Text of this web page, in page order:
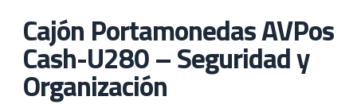
Cajón Portamonedas AVPos
Cash-U280 – Seguridad y
Organización